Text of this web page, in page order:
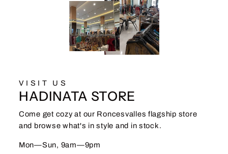
VISIT US
HADINATA STORE
Come get cozy at our Roncesvalles flagship store
and browse what's in style and in stock.
Mon—Sun, 9am—9pm